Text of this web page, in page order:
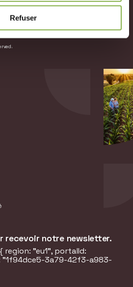
Refuser
recevoir notre newsletter.
"eu1", portalId:
"1f94dce5-3a79-42f3-a983-